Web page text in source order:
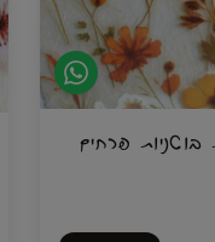
בוטניות פרחים